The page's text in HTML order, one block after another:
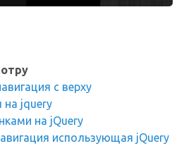
с верху
на jquery
на jQuery
использующая jQuery